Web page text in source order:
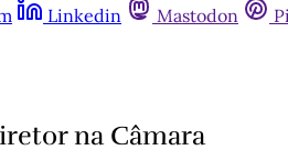
Linkedin Mastodon
na Câmara